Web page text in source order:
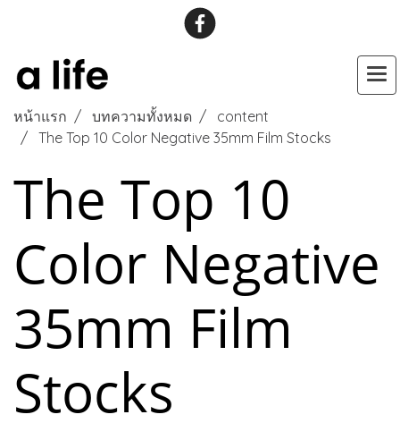
หน้าแรก บทความทั้งหมด
content
The Top 10 Color Negative 35mm Film Stocks
The Top 10
Color Negative
35mm Film
Stocks